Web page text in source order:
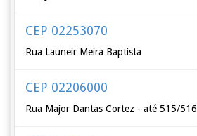
CEP 02253070
Rua Launeir Meira Baptista
CEP 02206000
Rua Major Dantas Cortez - até 515/516